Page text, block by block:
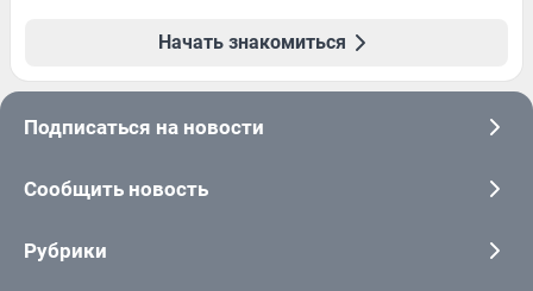
Начать знакомиться
Подписаться на новости
Сообщить новость
Рубрики